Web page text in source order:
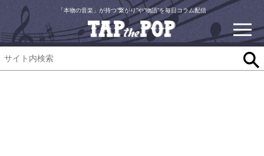
「本物の音楽」が持つ“繋がり”や“物語”を毎日コラム配信